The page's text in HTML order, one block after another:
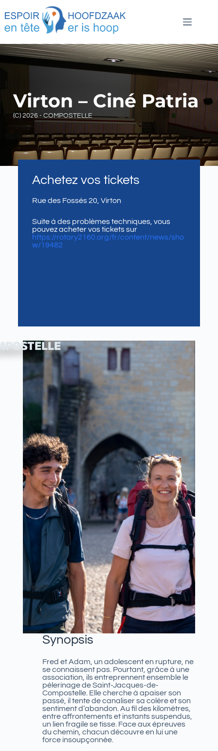
Virton – Ciné Patria
(C) 2026 - COMPOSTELLE
Achetez vos tickets
Rue des Fossés 20, Virton
Suite à des problèmes techniques, vous
pouvez acheter vos tickets sur
https://rotary2160.org/fr/content/news/sho
w/19482
Synopsis
Fred et Adam, un adolescent en rupture, ne
se connaissent pas. Pourtant, grâce à une
association, ils entreprennent ensemble le
pèlerinage de Saint-Jacques-de-
Compostelle. Elle cherche à apaiser son
passé, il tente de canaliser sa colère et son
sentiment d’abandon. Au fil des kilomètres,
entre affrontements et instants suspendus,
un lien fragile se tisse. Face aux épreuves
du chemin, chacun découvre en lui une
force insoupçonnée.